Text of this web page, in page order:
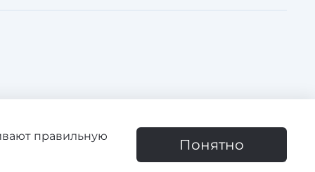
сайтом, вы соглашаетесь с использованием cookie
правильную
Понятно